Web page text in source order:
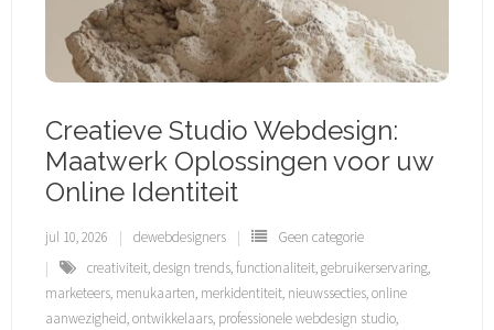
Creatieve Studio Webdesign:
Maatwerk Oplossingen voor uw
Online Identiteit
jul 10, 2026 dewebdesigners
Geen categorie
creativiteit,design trends,functionaliteit,gebruikerservaring,
marketeers, menukaarten, merkidentiteit, nieuwssecties,online
aanwezigheid,ontwikkelaars, professionele webdesign studio,